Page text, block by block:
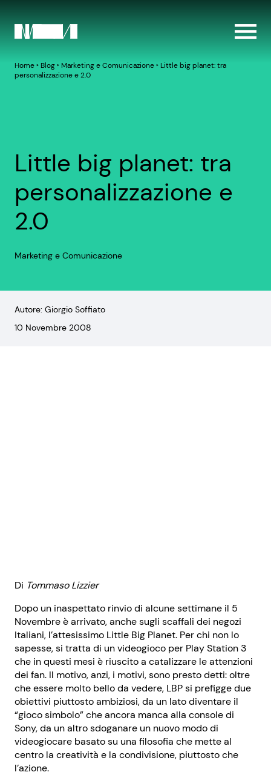
Home‣ Blog‣ Marketing e Comunicazione‣ Little big planet: tra
personalizzazione e 2.0
Little big planet: tra
personalizzazione e
2.0
Marketing e Comunicazione
Autore: Giorgio Soffiato
10 Novembre 2008
Di Tommaso Lizzier
Dopo un inaspettato rinvio di alcune settimane il 5
Novembre è arrivato, anche sugli scaffali dei negozi
Italiani, l’attesissimo Little Big Planet. Per chi non lo
sapesse, si tratta di un videogioco per Play Station 3
che in questi mesi è riuscito a catalizzare le attenzioni
dei fan. Il motivo, anzi, i motivi, sono presto detti: oltre
che essere molto bello da vedere, LBP si prefigge due
obiettivi piuttosto ambiziosi, da un lato diventare il
“gioco simbolo” che ancora manca alla console di
Sony, da un altro sdoganare un nuovo modo di
videogiocare basato su una filosofia che mette al
centro la creatività e la condivisione, piuttosto che
l’azione.